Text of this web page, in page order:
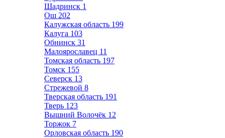
Шадринск 1
Ош 202
Калужская область 199
Калуга 103
Обнинск 31
Малоярославец 11
Томская область 197
Томск 155
Северск 13
Стрежевой 8
Тверская область 191
Тверь 123
Вышний Волочёк 12
Торжок 7
Орловская область 190